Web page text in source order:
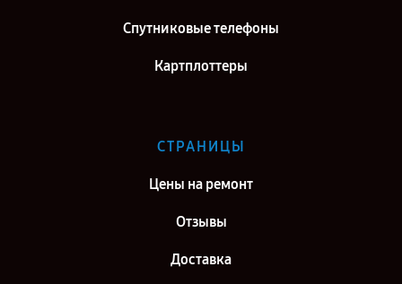
Спутниковые телефоны
Картплоттеры
СТРАНИЦЫ
Цены на ремонт
Отзывы
Доставка